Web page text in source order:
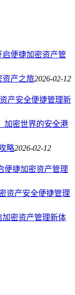
启便捷加密资产管
资产之旅2026-02-12
产安全便捷管理新
加密世界的安全港
略2026-02-12
便捷加密资产管理
资产安全便捷管理
加密资产管理新体